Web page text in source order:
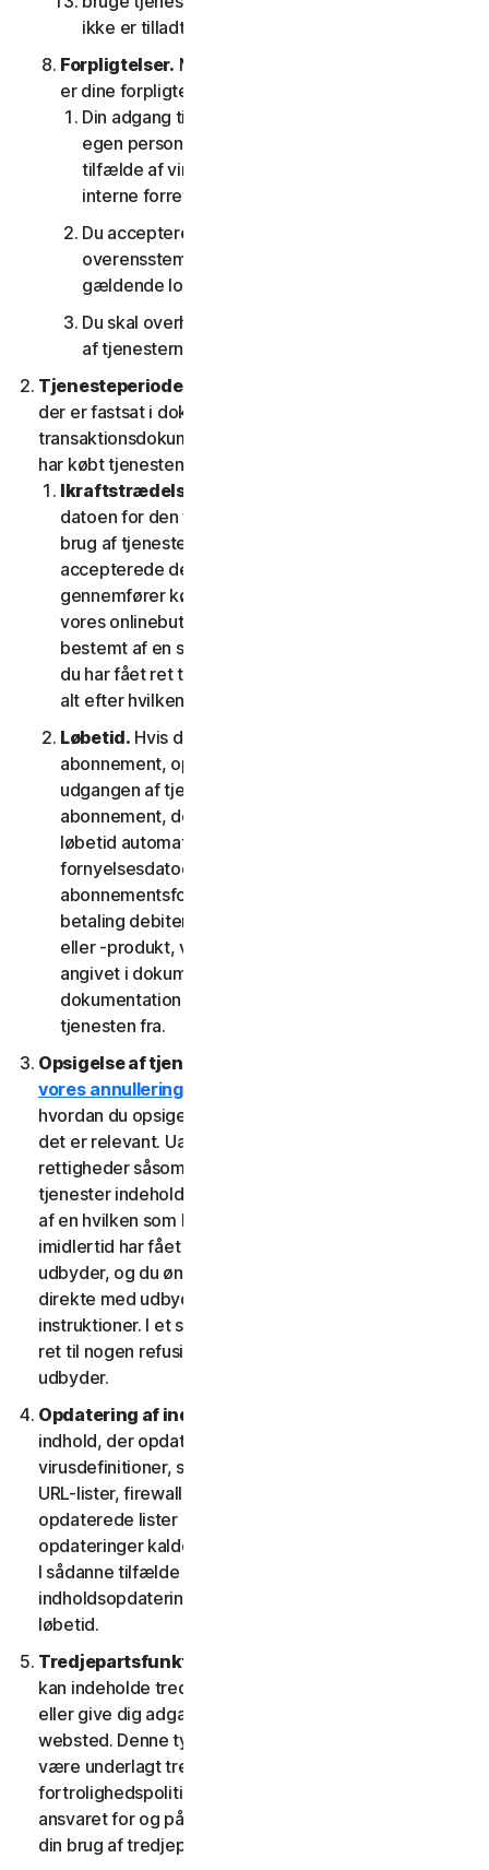
ikke er tilladt i henhold til denne LSA.
Forpligtelser. Med hensyn til brugen af tjenesten
er dine forpligtelser som følger:
Din adgang til forbrugertjenesterne er kun til din
egen personlige brug eller husstandsbrug, eller i
tilfælde af virksomhedstjenester kun til din
interne forretningsbrug;
Du accepterer at bruge tjenesterne i
overensstemmelse med denne LSA og alle
gældende love og regler
Du skal overholde alle tekniske begrænsninger
af tjenesterne og/eller softwaren.
Tjenesteperiode.
der er fastsat i dokumentationen eller i den gældende
transaktionsdokumentation fra den udbyder, som du
har købt tjenesten hos.
Ikraftstrædelsesdato.
datoen for den første installation af softwaren eller
brug af tjenesten; eller (b) datoen, hvor du
accepterede denne LSA; eller (c) den dato, hvor du
gennemfører købet, hvis du har købt tjenesten i
vores onlinebutik; eller (d) den dato, der er
bestemt af en sådan udbyder som gældende, hvis
du har fået ret til at bruge tjenesten fra en udbyder,
alt efter hvilken dato der kommer først.
Løbetid. Hvis du har et tidsbegrænset
abonnement, opsiges din tjeneste automatisk ved
udgangen af tjenestens løbetid. Hvis du har et
abonnement, der fornys automatisk, vil tjenestens
løbetid automatisk blive fornyet på
fornyelsesdatoen, medmindre du annullerer
abonnementsfornyelsen inden den dag, hvor din
betaling debiteres. Hvis du har en engangstjeneste
eller -produkt, vil tjenestens løbetid vare som
angivet i dokumentationen eller den gældende
dokumentation fra den udbyder, som du har fået
tjenesten fra.
Opsigelse af tjenester.
vores annullerings- og refusionspolitik
hvordan du opsiger tjenesten og får en refusion, hvis
det er relevant. Uafhængigt af lovbestemte
rettigheder såsom afmeldingsrettigheder kan visse
tjenester indeholde en tilbagebetalingsgaranti, hvis du
af en hvilken som helst grund ikke er tilfreds. Hvis du
imidlertid har fået ret til at bruge tjenesten gennem en
udbyder, og du ønsker at annullere, skal du gøre det
direkte med udbyderen ved at følge denne udbyders
instruktioner. I et sådant tilfælde har du muligvis ikke
ret til nogen refusion af os af gebyrer, du betaler til en
udbyder.
Opdatering af indhold.
indhold, der opdateres med jævne mellemrum, såsom
virusdefinitioner, spywaredefinitioner, antispamregler,
URL-lister, firewallregler, data om sikkerhedshuller og
opdaterede lister over godkendte websteder. Disse
opdateringer kaldes under ét "indholdsopdateringer".
I sådanne tilfælde har du adgang til gældende
indholdsopdateringer til tjenesterne i tjenestens
løbetid.
Tredjepartsfunktioner eller -indhold.
kan indeholde tredjepartsfunktioner og -funktionalitet
eller give dig adgang til indhold på en tredjeparts
websted. Denne type funktioner eller indhold kan
være underlagt tredjeparters tjenestevilkår og
fortrolighedspolitikker. Du anerkender alene at have
ansvaret for og påtager dig enhver risiko, der følger af
din brug af tredjepartsressourcer.